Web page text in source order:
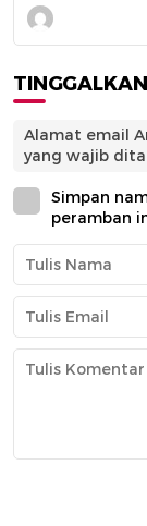
Alamat email
yang wajib
Simpan
peramban